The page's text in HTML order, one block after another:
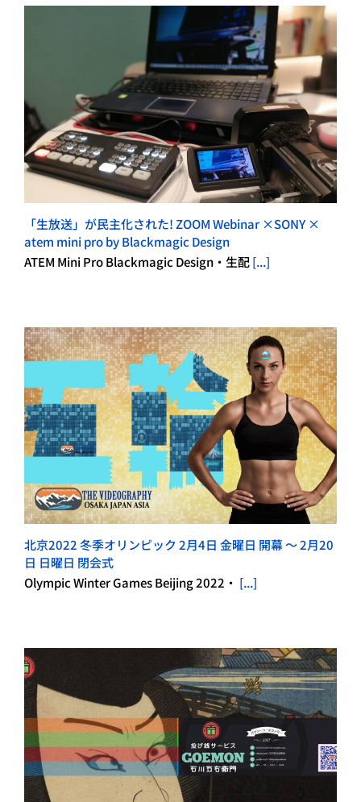
「生放送」が民主化された! ZOOM Webinar ×SONY ×
atem mini pro by Blackmagic Design
ATEM Mini Pro Blackmagic Design・生配[...]
北京2022 冬季オリンピック 2月4日 金曜日 開幕 ～ 2月20
日 日曜日 閉会式
Olympic Winter Games Beijing 2022・ [...]